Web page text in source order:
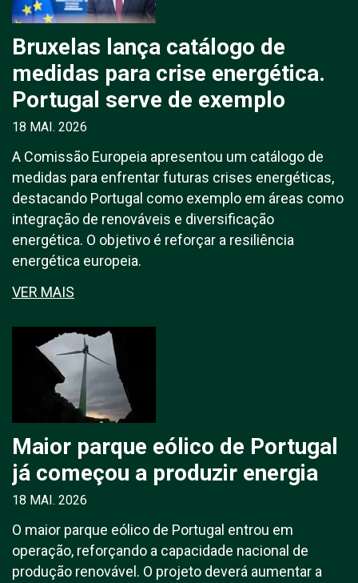
Bruxelas lança catálogo de
medidas para crise energética.
Portugal serve de exemplo
18 MAI. 2026
A Comissão Europeia apresentou um catálogo de
medidas para enfrentar futuras crises energéticas,
destacando Portugal como exemplo em áreas como
integração de renováveis e diversificação
energética. O objetivo é reforçar a resiliência
energética europeia.
VER MAIS
Maior parque eólico de Portugal
já começou a produzir energia
18 MAI. 2026
O maior parque eólico de Portugal entrou em
operação, reforçando a capacidade nacional de
produção renovável. O projeto deverá aumentar a